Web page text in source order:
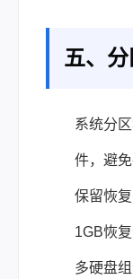
五、
系统分
件，避免
保留恢
1GB恢
多硬盘组